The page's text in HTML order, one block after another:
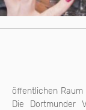
öffentlichen
Die Dortmunder